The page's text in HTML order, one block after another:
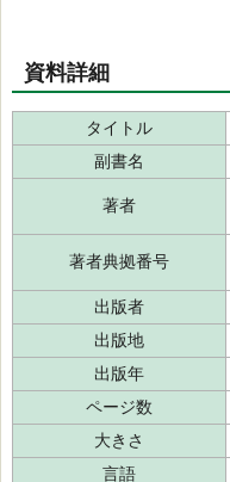
資料詳細
タイトル
副書名
著者
著者典拠番号
出版者
出版地
出版年
ページ数
大きさ
言語